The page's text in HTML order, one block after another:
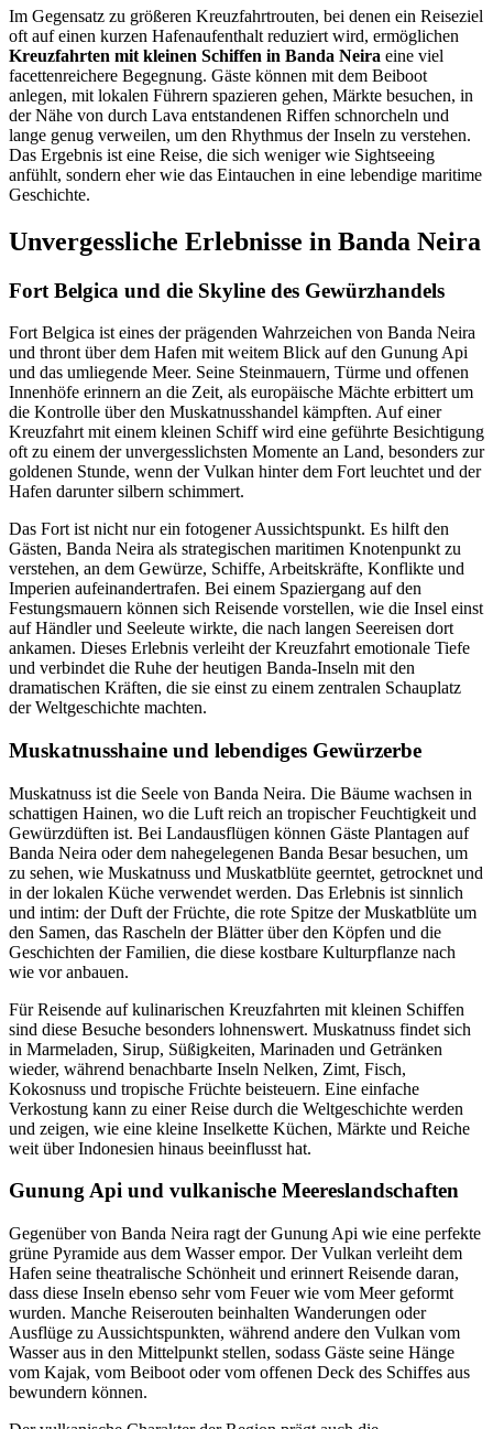
Im Gegensatz zu größeren Kreuzfahrtrouten, bei denen ein Reiseziel
oft auf einen kurzen Hafenaufenthalt reduziert wird, ermöglichen
Kreuzfahrten mit kleinen Schiffen in Banda Neira eine viel
facettenreichere Begegnung. Gäste können mit dem Beiboot
anlegen, mit lokalen Führern spazieren gehen, Märkte besuchen, in
der Nähe von durch Lava entstandenen Riffen schnorcheln und
lange genug verweilen, um den Rhythmus der Inseln zu verstehen.
Das Ergebnis ist eine Reise, die sich weniger wie Sightseeing
anfühlt, sondern eher wie das Eintauchen in eine lebendige maritime
Geschichte.
Unvergessliche Erlebnisse in Banda Neira
Fort Belgica und die Skyline des Gewürzhandels
Fort Belgica ist eines der prägenden Wahrzeichen von Banda Neira
und thront über dem Hafen mit weitem Blick auf den Gunung Api
und das umliegende Meer. Seine Steinmauern, Türme und offenen
Innenhöfe erinnern an die Zeit, als europäische Mächte erbittert um
die Kontrolle über den Muskatnusshandel kämpften. Auf einer
Kreuzfahrt mit einem kleinen Schiff wird eine geführte Besichtigung
oft zu einem der unvergesslichsten Momente an Land, besonders zur
goldenen Stunde, wenn der Vulkan hinter dem Fort leuchtet und der
Hafen darunter silbern schimmert.
Das Fort ist nicht nur ein fotogener Aussichtspunkt. Es hilft den
Gästen, Banda Neira als strategischen maritimen Knotenpunkt zu
verstehen, an dem Gewürze, Schiffe, Arbeitskräfte, Konflikte und
Imperien aufeinandertrafen. Bei einem Spaziergang auf den
Festungsmauern können sich Reisende vorstellen, wie die Insel einst
auf Händler und Seeleute wirkte, die nach langen Seereisen dort
ankamen. Dieses Erlebnis verleiht der Kreuzfahrt emotionale Tiefe
und verbindet die Ruhe der heutigen Banda-Inseln mit den
dramatischen Kräften, die sie einst zu einem zentralen Schauplatz
der Weltgeschichte machten.
Muskatnusshaine und lebendiges Gewürzerbe
Muskatnuss ist die Seele von Banda Neira. Die Bäume wachsen in
schattigen Hainen, wo die Luft reich an tropischer Feuchtigkeit und
Gewürzdüften ist. Bei Landausflügen können Gäste Plantagen auf
Banda Neira oder dem nahegelegenen Banda Besar besuchen, um
zu sehen, wie Muskatnuss und Muskatblüte geerntet, getrocknet und
in der lokalen Küche verwendet werden. Das Erlebnis ist sinnlich
und intim: der Duft der Früchte, die rote Spitze der Muskatblüte um
den Samen, das Rascheln der Blätter über den Köpfen und die
Geschichten der Familien, die diese kostbare Kulturpflanze nach
wie vor anbauen.
Für Reisende auf kulinarischen Kreuzfahrten mit kleinen Schiffen
sind diese Besuche besonders lohnenswert. Muskatnuss findet sich
in Marmeladen, Sirup, Süßigkeiten, Marinaden und Getränken
wieder, während benachbarte Inseln Nelken, Zimt, Fisch,
Kokosnuss und tropische Früchte beisteuern. Eine einfache
Verkostung kann zu einer Reise durch die Weltgeschichte werden
und zeigen, wie eine kleine Inselkette Küchen, Märkte und Reiche
weit über Indonesien hinaus beeinflusst hat.
Gunung Api und vulkanische Meereslandschaften
Gegenüber von Banda Neira ragt der Gunung Api wie eine perfekte
grüne Pyramide aus dem Wasser empor. Der Vulkan verleiht dem
Hafen seine theatralische Schönheit und erinnert Reisende daran,
dass diese Inseln ebenso sehr vom Feuer wie vom Meer geformt
wurden. Manche Reiserouten beinhalten Wanderungen oder
Ausflüge zu Aussichtspunkten, während andere den Vulkan vom
Wasser aus in den Mittelpunkt stellen, sodass Gäste seine Hänge
vom Kajak, vom Beiboot oder vom offenen Deck des Schiffes aus
bewundern können.